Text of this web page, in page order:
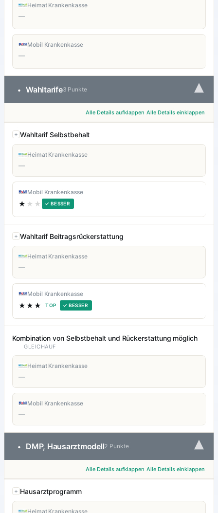
Heimat Krankenkasse
—
Mobil Krankenkasse
—
• Wahltarife3 Punkte ▾
Alle Details aufklappen Alle Details einklappen
Wahltarif Selbstbehalt
Heimat Krankenkasse
—
Mobil Krankenkasse
★ ★★ ✓ BESSER
Wahltarif Beitragsrückerstattung
Heimat Krankenkasse
—
Mobil Krankenkasse
★★★ TOP ✓ BESSER
Kombination von Selbstbehalt und Rückerstattung möglich
GLEICHAUF
Heimat Krankenkasse
—
Mobil Krankenkasse
—
• DMP, Hausarztmodell2 Punkte ▾
Alle Details aufklappen Alle Details einklappen
Hausarztprogramm
Heimat Krankenkasse